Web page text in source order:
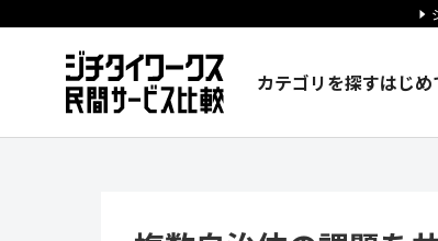
カテゴリを探すはじ